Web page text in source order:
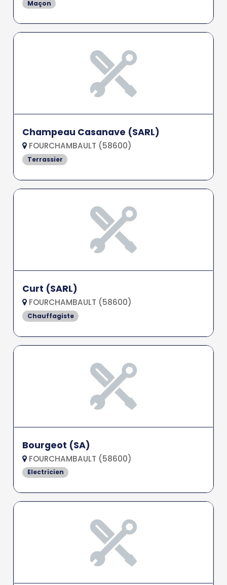
Maçon
Champeau Casanave (SARL)
FOURCHAMBAULT (58600)
Terrassier
Curt (SARL)
FOURCHAMBAULT (58600)
Chauffagiste
Bourgeot (SA)
FOURCHAMBAULT (58600)
Electricien